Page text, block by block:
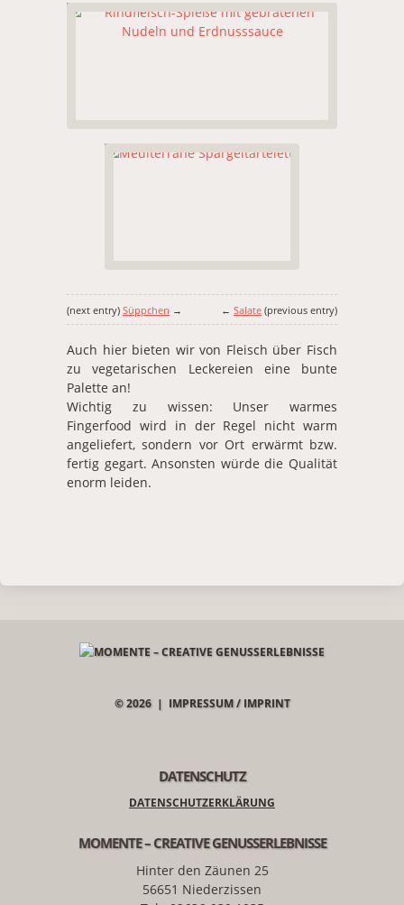
← Salate (previous entry)
(next entry) Süppchen →
Auch hier bieten wir von Fleisch über Fisch
zu vegetarischen Leckereien eine bunte
Palette an!
Wichtig zu wissen: Unser warmes
Fingerfood wird in der Regel nicht warm
angeliefert, sondern vor Ort erwärmt bzw.
fertig gegart. Ansonsten würde die Qualität
enorm leiden.
© 2026 | IMPRESSUM / IMPRINT
DATENSCHUTZ
DATENSCHUTZERKLÄRUNG
MOMENTE – CREATIVE GENUSSERLEBNISSE
Hinter den Zäunen 25
56651 Niederzissen